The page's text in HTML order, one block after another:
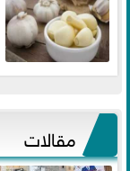
مقالات